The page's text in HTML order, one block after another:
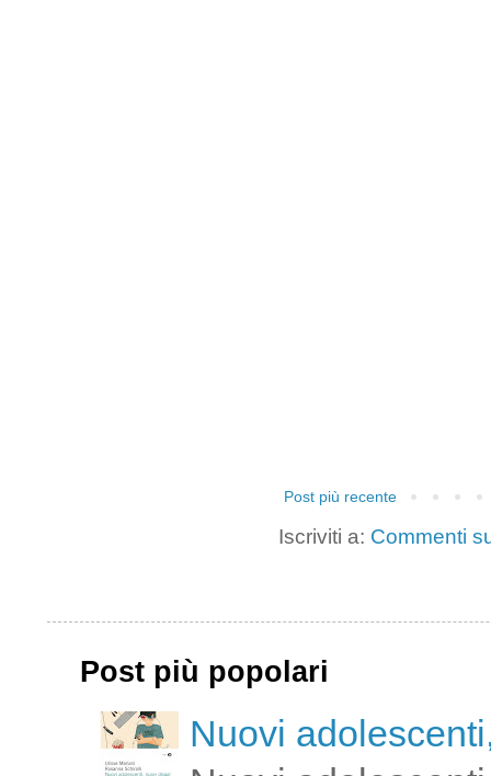
Post più recente
Iscriviti a: Commenti
Post più popolari
Nuovi